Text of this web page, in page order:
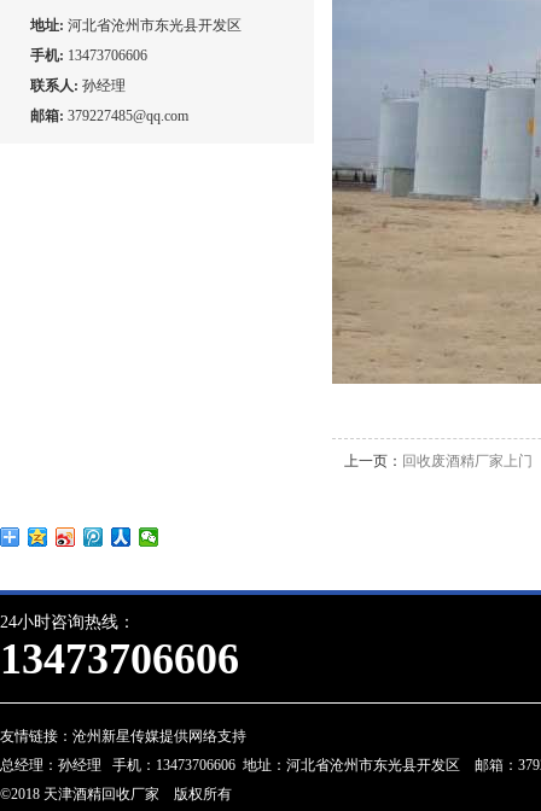
地址: 河北省沧州市东光县开发区
手机: 13473706606
联系人: 孙经理
邮箱: 379227485@qq.com
上一页： 回收废酒精厂家上门
24小时咨询热线：
13473706606
友情链接： 沧州新星传媒提供网络支持
总经理：孙经理 手机：13473706606 地址：河北省沧州市东光县开发区 邮箱：
©2018 天津酒精回收厂家 版权所有